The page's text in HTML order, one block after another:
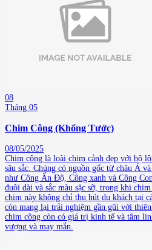
08
Tháng 05
Chim Công (Khổng Tước)
08/05/2025
Chim công là loài chim cảnh đẹp với bộ
sâu sắc. Chúng có nguồn gốc từ châu Á
như Công Ấn Độ, Công xanh và Công
đuôi dài và sắc màu sặc sỡ, trong khi
chim này không chỉ thu hút du khách tại
còn mang lại trải nghiệm gần gũi với
chim công còn có giá trị kinh tế và tâm
vượng và may mắn.